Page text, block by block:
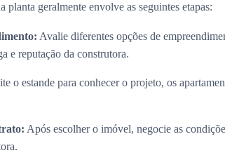
planta geralmente envolve as seguintes etapas:
Avalie diferentes opções de
e reputação da construtora.
o estande para conhecer o projeto, os
Após escolher o imóvel, negocie as